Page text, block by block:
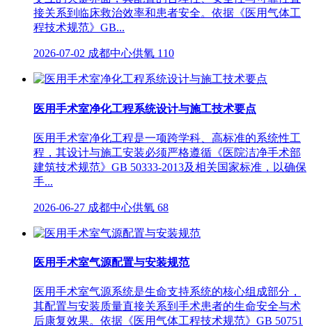
接关系到临床救治效率和患者安全。依据《医用气体工
程技术规范》GB...
2026-07-02 成都中心供氧 110
医用手术室净化工程系统设计与施工技术要点
医用手术室净化工程是一项跨学科、高标准的系统性工
程，其设计与施工安装必须严格遵循《医院洁净手术部
建筑技术规范》GB 50333-2013及相关国家标准，以确保
手...
2026-06-27 成都中心供氧 68
医用手术室气源配置与安装规范
医用手术室气源系统是生命支持系统的核心组成部分，
其配置与安装质量直接关系到手术患者的生命安全与术
后康复效果。依据《医用气体工程技术规范》GB 50751